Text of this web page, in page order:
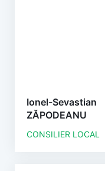
Ionel-Sevastian
ZĂPODEANU
CONSILIER LOCAL